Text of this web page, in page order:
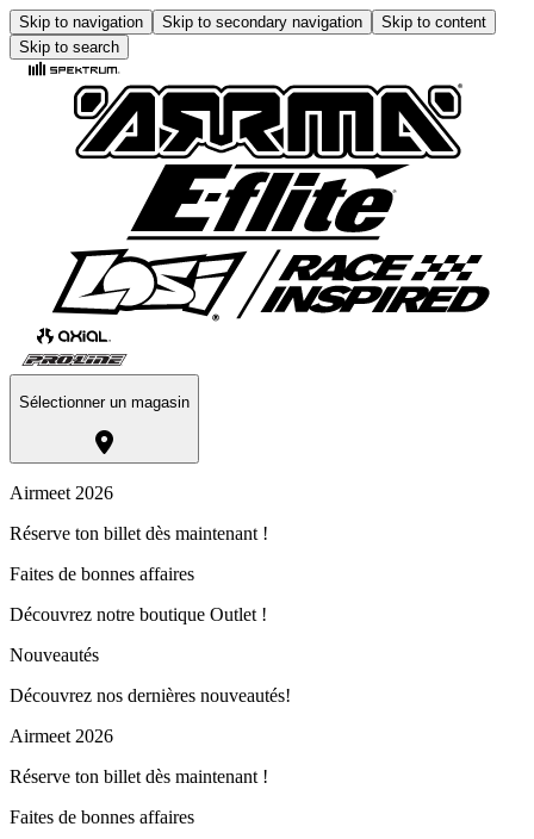
Skip to navigation Skip to secondary navigation
Skip to content
Skip to search
Sélectionner un magasin
Airmeet 2026
Réserve ton billet dès maintenant !
Faites de bonnes affaires
Découvrez notre boutique Outlet !
Nouveautés
Découvrez nos dernières nouveautés!
Airmeet 2026
Réserve ton billet dès maintenant !
Faites de bonnes affaires